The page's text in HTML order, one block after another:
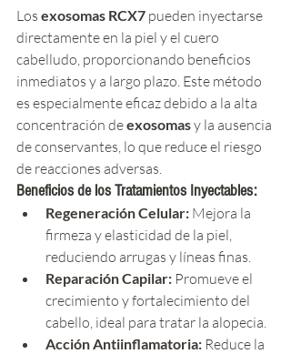
Los exosomas RCX7 pueden inyectarse
directamente en la piel y el cuero
cabelludo, proporcionando beneficios
inmediatos y a largo plazo. Este método
es especialmente eficaz debido a la alta
concentración de exosomas y la ausencia
de conservantes, lo que reduce el riesgo
de reacciones adversas.
Beneficios de los Tratamientos Inyectables:
Regeneración Celular: Mejora la
firmeza y elasticidad de la piel,
reduciendo arrugas y líneas finas.
Reparación Capilar: Promueve el
crecimiento y fortalecimiento del
cabello, ideal para tratar la alopecia.
Acción Antiinflamatoria: Reduce la